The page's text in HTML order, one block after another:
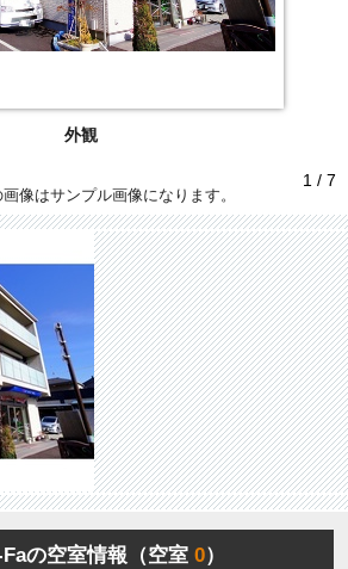
外観
1 / 7
像はサンプル画像になります。
の空室情報（空室0）